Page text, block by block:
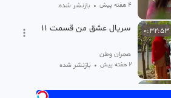
۴ هفته پیش • بازنشر شده
0:32:53 سریال عشق من قسمت ۱۱
هجران وطن
۲ هفته پیش • بازنشر شده
0:33:34 سریال عشق من قسمت ۱۲